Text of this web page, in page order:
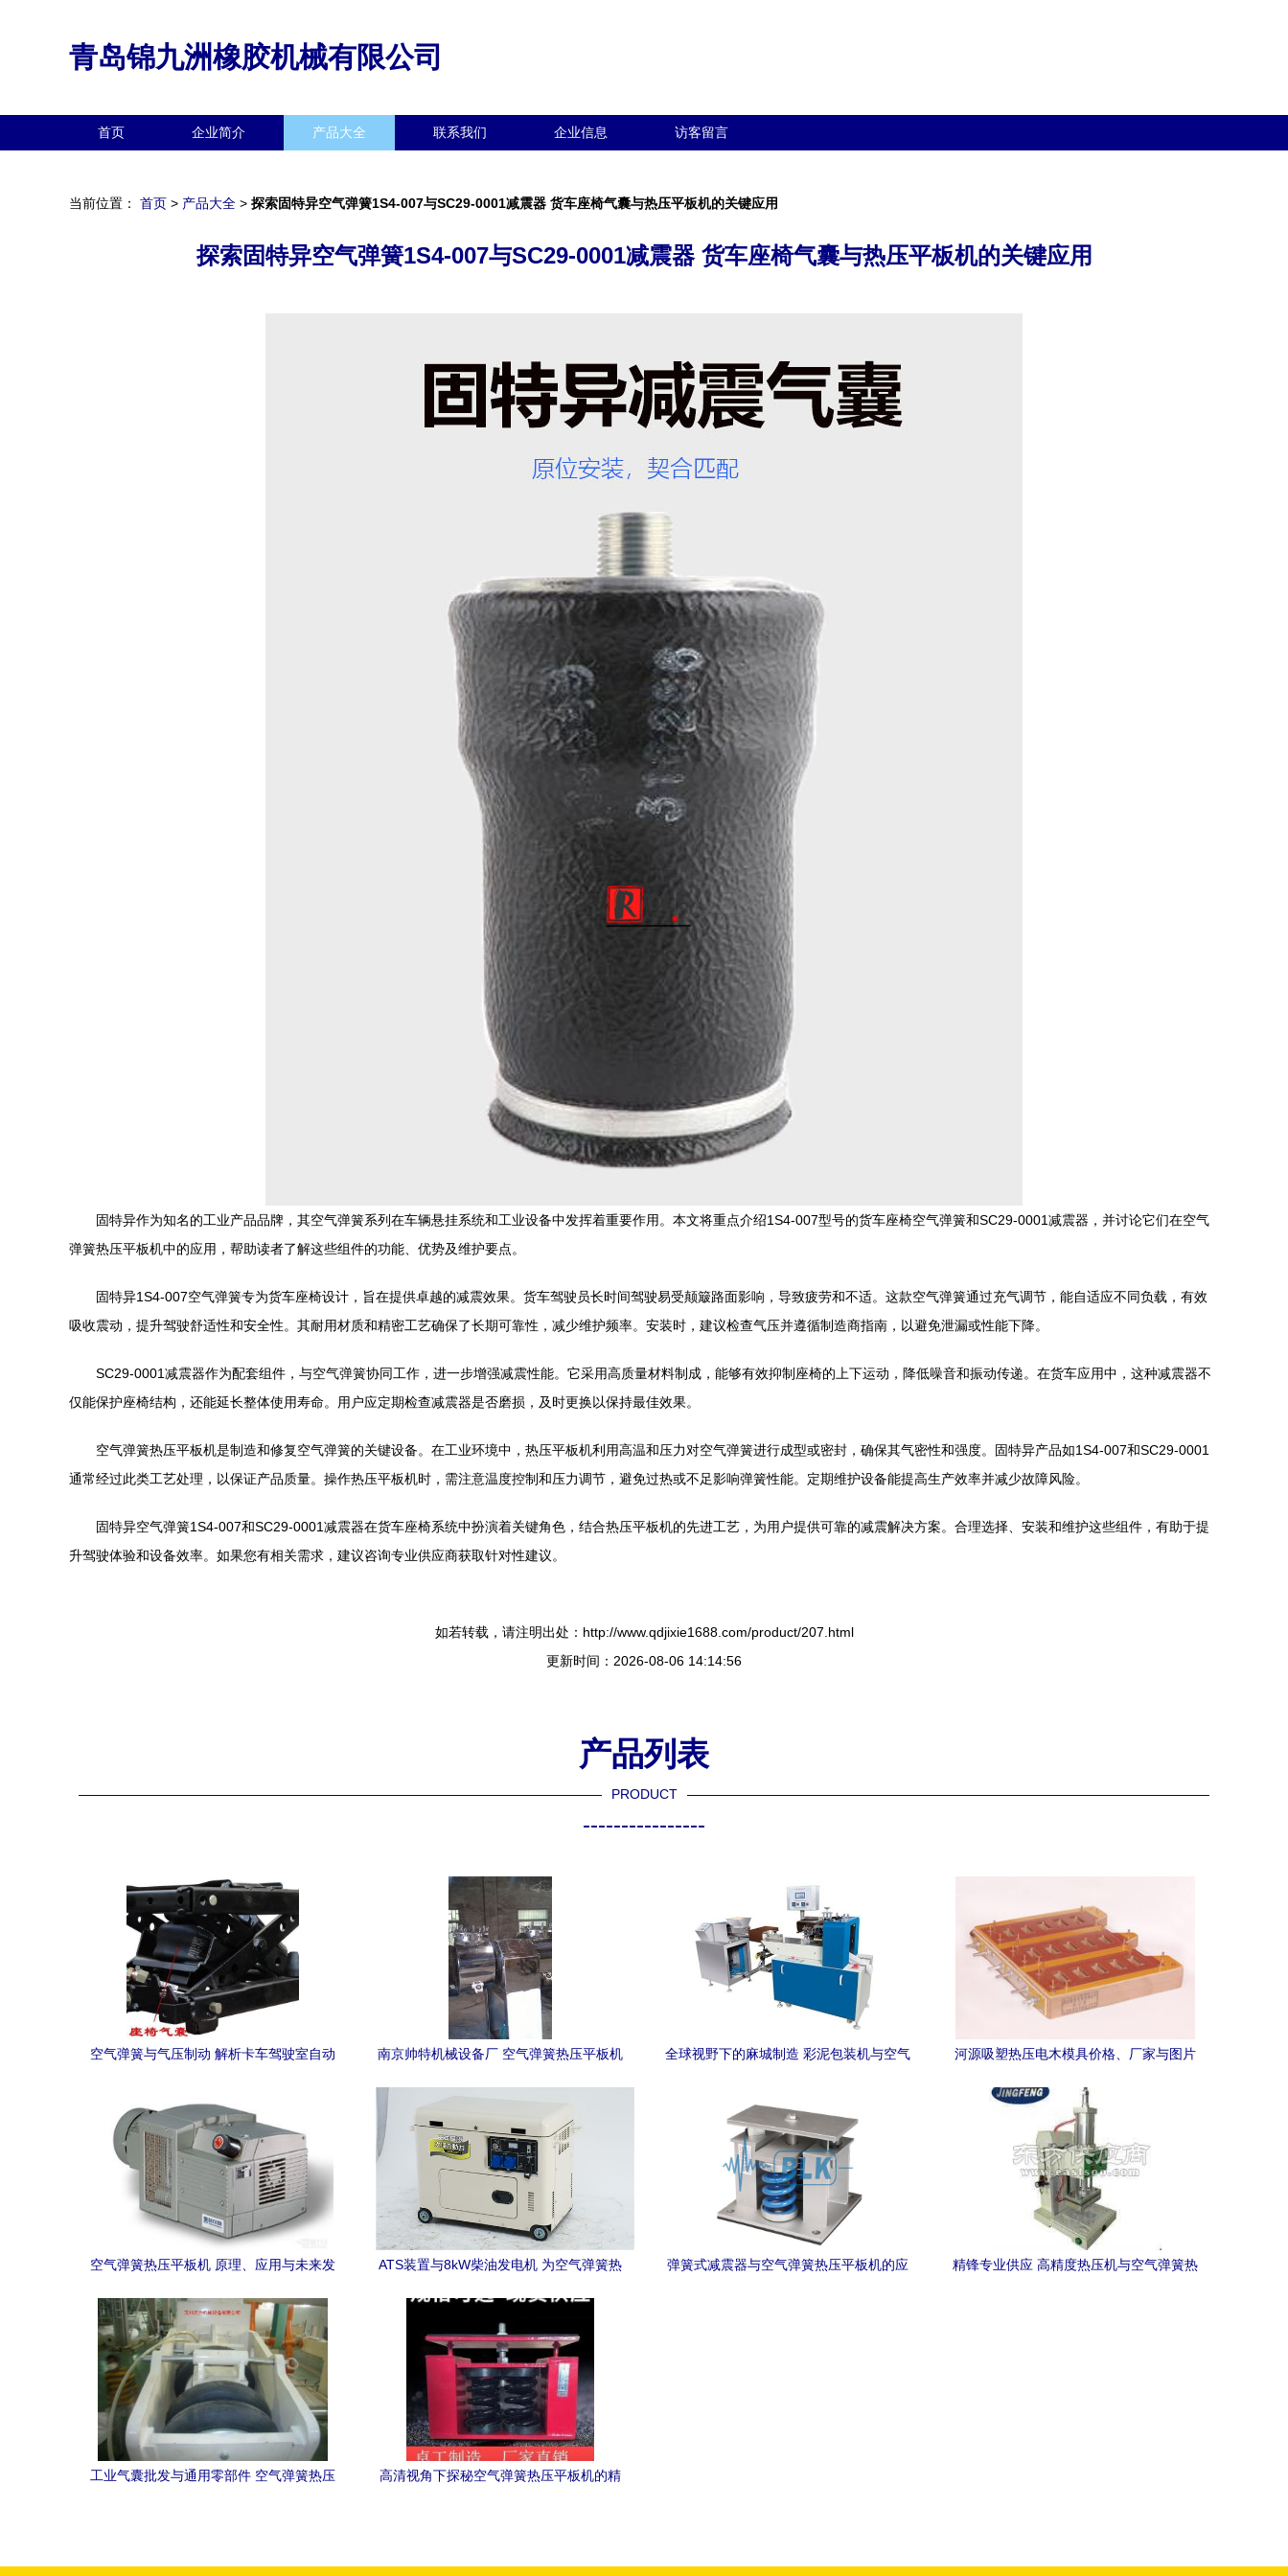
青岛锦九洲橡胶机械有限公司
首页 企业简介 产品大全 联系我们 企业信息 访客留言
当前位置： 首页 > 产品大全 > 探索固特异空气弹簧1S4-007与SC29-0001减震器 货车座椅气囊与热压平板机的关键应用
探索固特异空气弹簧1S4-007与SC29-0001减震器 货车座椅气囊与热压平板机的关键应用
固特异作为知名的工业产品品牌，其空气弹簧系列在车辆悬挂系统和工业设备中发挥着重要作用。本文将重点介绍1S4-007型号的货车座椅空气弹簧和SC29-0001减震器，并讨论它们在空气
弹簧热压平板机中的应用，帮助读者了解这些组件的功能、优势及维护要点。
固特异1S4-007空气弹簧专为货车座椅设计，旨在提供卓越的减震效果。货车驾驶员长时间驾驶易受颠簸路面影响，导致疲劳和不适。这款空气弹簧通过充气调节，能自适应不同负载，有效
吸收震动，提升驾驶舒适性和安全性。其耐用材质和精密工艺确保了长期可靠性，减少维护频率。安装时，建议检查气压并遵循制造商指南，以避免泄漏或性能下降。
SC29-0001减震器作为配套组件，与空气弹簧协同工作，进一步增强减震性能。它采用高质量材料制成，能够有效抑制座椅的上下运动，降低噪音和振动传递。在货车应用中，这种减震器不
仅能保护座椅结构，还能延长整体使用寿命。用户应定期检查减震器是否磨损，及时更换以保持最佳效果。
空气弹簧热压平板机是制造和修复空气弹簧的关键设备。在工业环境中，热压平板机利用高温和压力对空气弹簧进行成型或密封，确保其气密性和强度。固特异产品如1S4-007和SC29-0001
通常经过此类工艺处理，以保证产品质量。操作热压平板机时，需注意温度控制和压力调节，避免过热或不足影响弹簧性能。定期维护设备能提高生产效率并减少故障风险。
固特异空气弹簧1S4-007和SC29-0001减震器在货车座椅系统中扮演着关键角色，结合热压平板机的先进工艺，为用户提供可靠的减震解决方案。合理选择、安装和维护这些组件，有助于提
升驾驶体验和设备效率。如果您有相关需求，建议咨询专业供应商获取针对性建议。
如若转载，请注明出处：http://www.qdjixie1688.com/product/207.html
更新时间：2026-08-06 14:14:56
产品列表
PRODUCT
----------------
空气弹簧与气压制动 解析卡车驾驶室自动
南京帅特机械设备厂 空气弹簧热压平板机
全球视野下的麻城制造 彩泥包装机与空气
河源吸塑热压电木模具价格、厂家与图片
空气弹簧热压平板机 原理、应用与未来发
ATS装置与8kW柴油发电机 为空气弹簧热
弹簧式减震器与空气弹簧热压平板机的应
精锋专业供应 高精度热压机与空气弹簧热
工业气囊批发与通用零部件 空气弹簧热压
高清视角下探秘空气弹簧热压平板机的精